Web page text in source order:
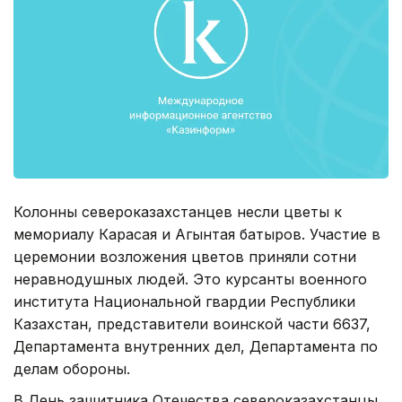
Колонны североказахстанцев несли цветы к
мемориалу Карасая и Агынтая батыров. Участие в
церемонии возложения цветов приняли сотни
неравнодушных людей. Это курсанты военного
института Национальной гвардии Республики
Казахстан, представители воинской части 6637,
Департамента внутренних дел, Департамента по
делам обороны.